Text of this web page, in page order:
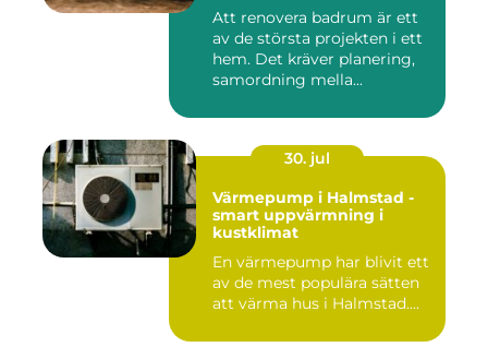
Att renovera badrum är ett
av de största projekten i ett
hem. Det kräver planering,
samordning mella...
30. jul
Värmepump i Halmstad -
smart uppvärmning i
kustklimat
En värmepump har blivit ett
av de mest populära sätten
att värma hus i Halmstad....